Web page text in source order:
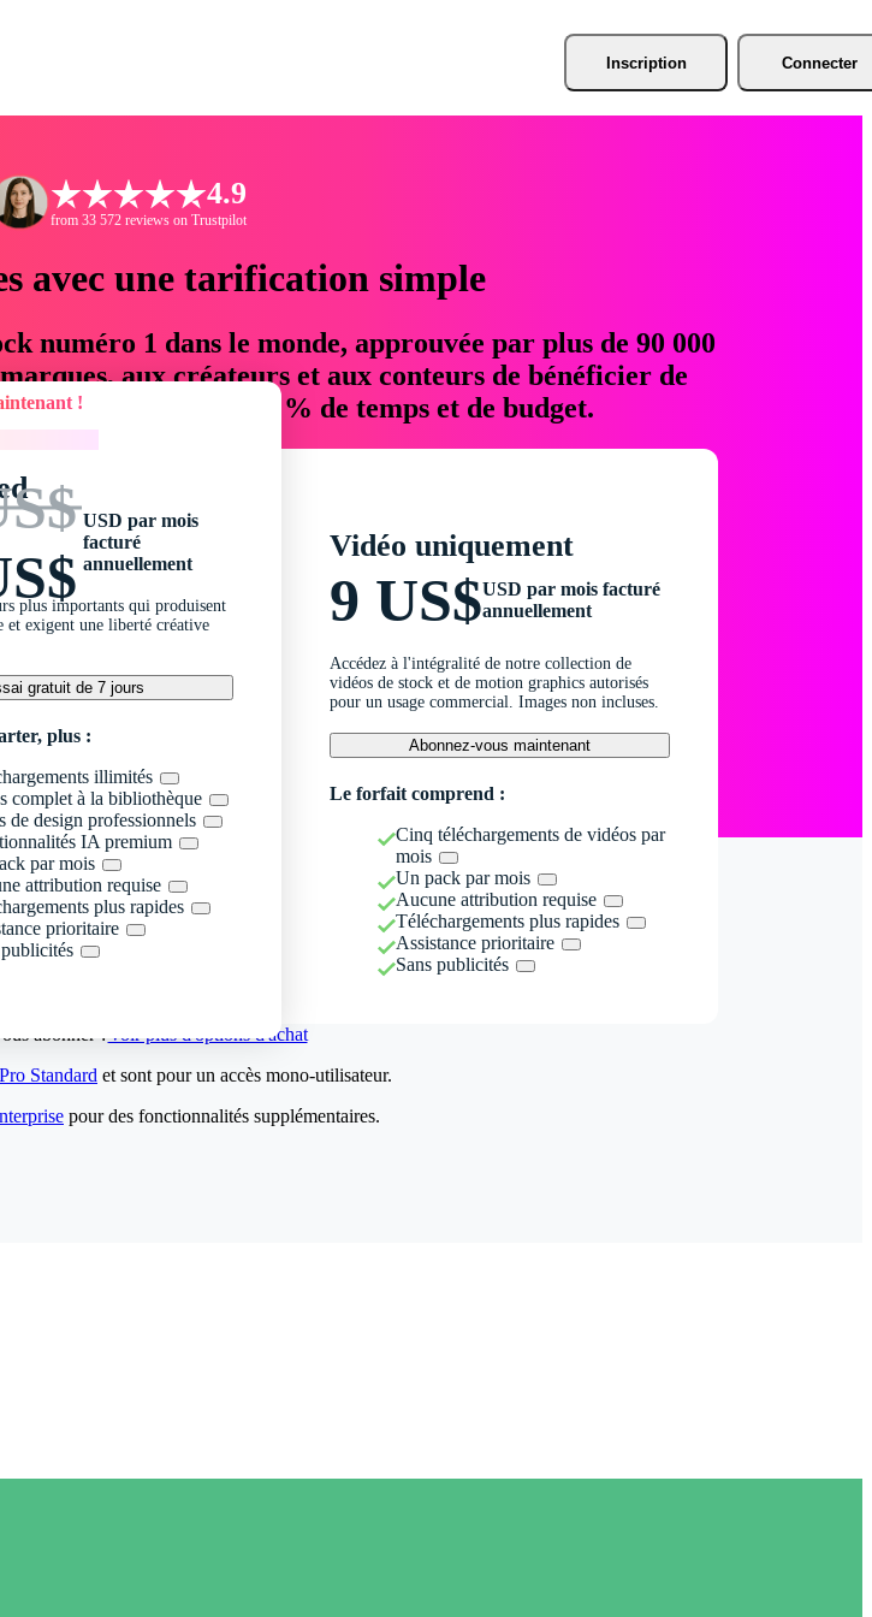
Inscription Connecter
4.9
from 33 572 reviews on Trustpilot
avec une tarification simple
numéro 1 dans le monde, approuvée par plus de 90 000
aux créateurs et aux conteurs de bénéficier de
jusqu'à 76 % de temps et de budget.
!
USD par mois
facturé
annuellement
plus importants qui produisent
et exigent une liberté créative
gratuit de 7 jours
plus :
illimités
complet à la bibliothèque
de design professionnels
IA premium
par mois
attribution requise
plus rapides
prioritaire
Vidéo uniquement
9 US$USD par mois facturé
annuellement
Accédez à l'intégralité de notre collection de
vidéos de stock et de motion graphics autorisés
pour un usage commercial. Images non incluses.
Abonnez-vous maintenant
Le forfait comprend :
Cinq téléchargements de vidéos par
mois
Un pack par mois
Aucune attribution requise
Téléchargements plus rapides
Assistance prioritaire
Sans publicités
abonner ?Voir plus d'options d'achat
Standard et sont pour un accès mono-utilisateur.
pour des fonctionnalités supplémentaires.